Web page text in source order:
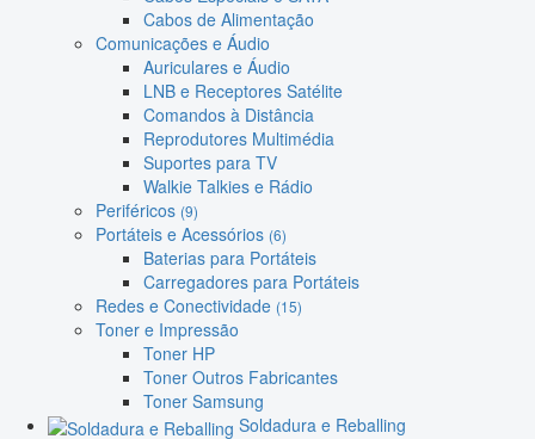
Cabos de Alimentação
Comunicações e Áudio
Auriculares e Áudio
LNB e Receptores Satélite
Comandos à Distância
Reprodutores Multimédia
Suportes para TV
Walkie Talkies e Rádio
Periféricos (9)
Portáteis e Acessórios (6)
Baterias para Portáteis
Carregadores para Portáteis
Redes e Conectividade (15)
Toner e Impressão
Toner HP
Toner Outros Fabricantes
Toner Samsung
Soldadura e Reballing